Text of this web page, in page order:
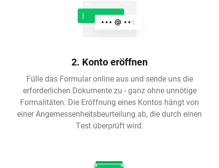
2. Konto eröffnen
Fülle das Formular online aus und sende uns die
erforderlichen Dokumente zu - ganz ohne unnötige
Formalitäten. Die Eröffnung eines Kontos hängt von
einer Angemessenheitsbeurteilung ab, die durch einen
Test überprüft wird.